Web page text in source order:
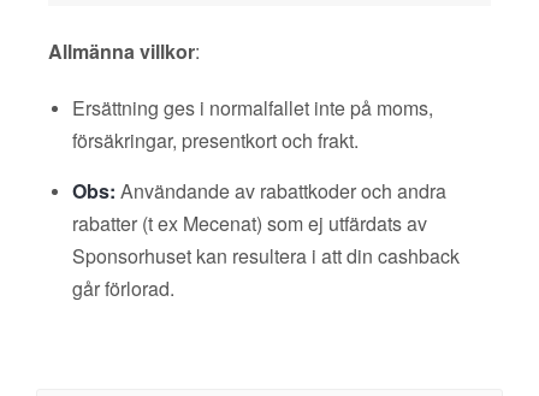
Allmänna villkor:
Ersättning ges i normalfallet inte på moms,
försäkringar, presentkort och frakt.
Obs: Användande av rabattkoder och andra
rabatter (t ex Mecenat) som ej utfärdats av
Sponsorhuset kan resultera i att din cashback
går förlorad.